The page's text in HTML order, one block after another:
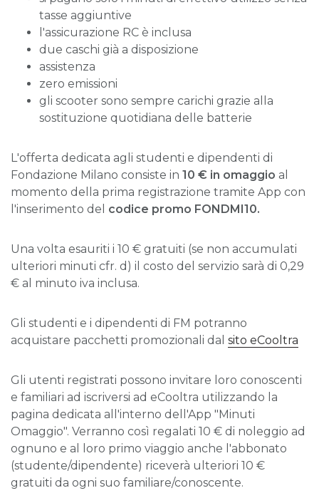
tasse aggiuntive
l'assicurazione RC è inclusa
due caschi già a disposizione
assistenza
zero emissioni
gli scooter sono sempre carichi grazie alla
sostituzione quotidiana delle batterie
L'offerta dedicata agli studenti e dipendenti di
Fondazione Milano consiste in 10 € in omaggio al
momento della prima registrazione tramite App con
l'inserimento del codice promo FONDMI10.
Una volta esauriti i 10 € gratuiti (se non accumulati
ulteriori minuti cfr. d) il costo del servizio sarà di 0,29
€ al minuto iva inclusa.
Gli studenti e i dipendenti di FM potranno
acquistare pacchetti promozionali dal sito eCooltra
Gli utenti registrati possono invitare loro conoscenti
e familiari ad iscriversi ad eCooltra utilizzando la
pagina dedicata all'interno dell'App "Minuti
Omaggio". Verranno così regalati 10 € di noleggio ad
ognuno e al loro primo viaggio anche l'abbonato
(studente/dipendente) riceverà ulteriori 10 €
gratuiti da ogni suo familiare/conoscente.